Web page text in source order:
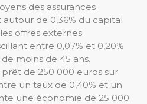
des assurances
autour de 0,36% du capital
offres externes
entre 0,07% et 0,20%
moins de 45 ans.
de 250 000 euros sur
un taux de 0,40% et un
une économie de 25 000